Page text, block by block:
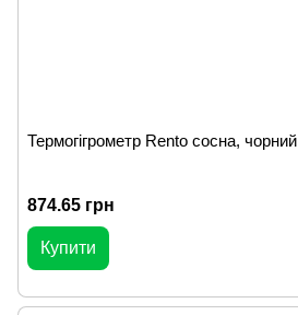
Термогігрометр Rento сосна, чорний
874.65 грн
Купити